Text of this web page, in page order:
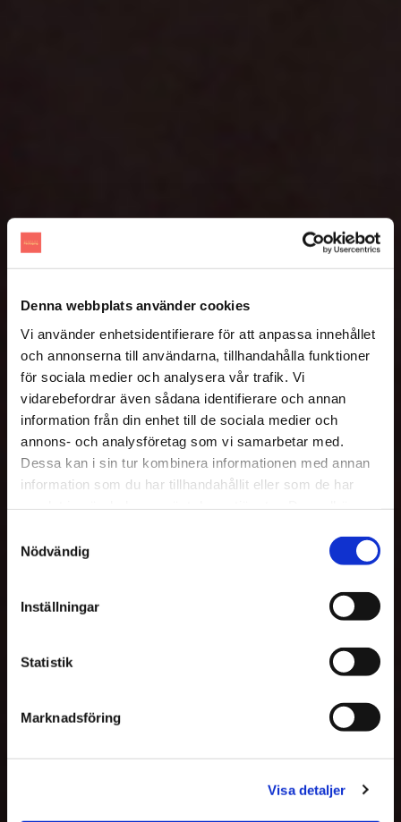
Denna webbplats använder cookies
Vi använder enhetsidentifierare för att anpassa innehållet
och annonserna till användarna, tillhandahålla funktioner
för sociala medier och analysera vår trafik. Vi
vidarebefordrar även sådana identifierare och annan
information från din enhet till de sociala medier och
annons- och analysföretag som vi samarbetar med.
Dessa kan i sin tur kombinera informationen med annan
information som du har tillhandahållit eller som de har
Nödvändig
Inställningar
Statistik
Marknadsföring
Visa detaljer